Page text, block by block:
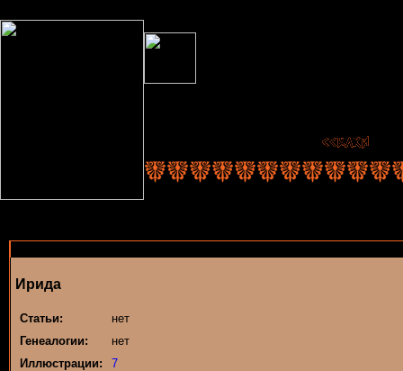
Ирида
Статьи:
нет
Генеалогии:
нет
Иллюстрации:
7